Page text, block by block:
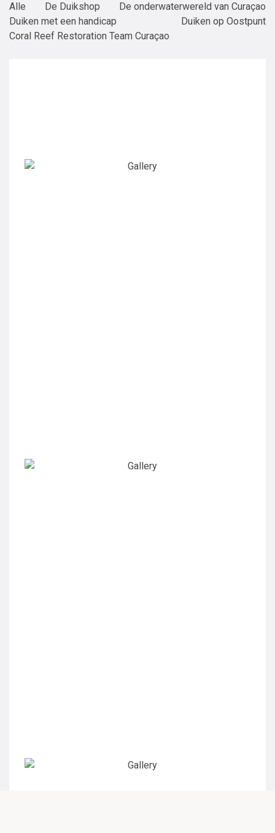
Alle De Duikshop
De onderwaterwereld van Curaçao
Duiken met een handicap
Duiken op Oostpunt
Coral Reef Restoration Team Curaçao